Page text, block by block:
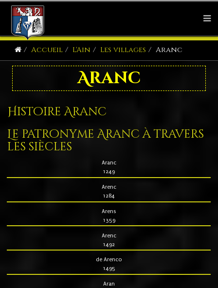
Accueil L'Ain Les villages Aranc
Aranc
Histoire Aranc
Le patronyme Aranc à travers
les siècles
Aranc
1249
Arenc
1284
Arens
1359
Arenc
1492
de Arenco
1495
Aran